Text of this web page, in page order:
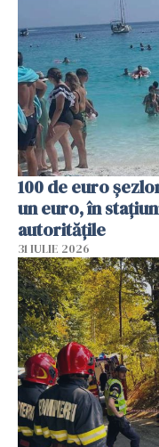
100 de euro
un euro, în
autoritățile
31 IULIE 2026